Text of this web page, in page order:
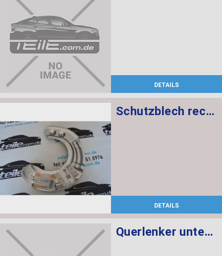
DETAILS
Schutzblech rechts
DETAILS
Querlenker unten mit Gummilager rechts